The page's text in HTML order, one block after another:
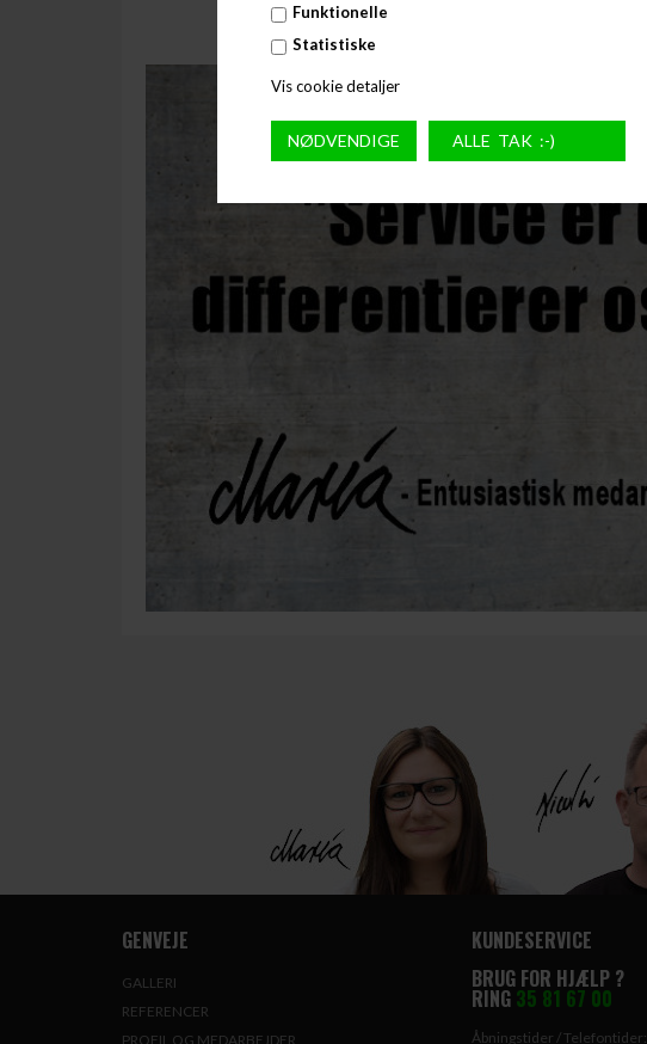
Funktionelle
Statistiske
Vis cookie detaljer
GENVEJE
GALLERI
REFERENCER
PROFIL OG MEDARBEJDER
KUNDESERVICE
BRUG FOR HJÆLP ?
RING 35 81 67 00
Åbningstider / Telefontider: